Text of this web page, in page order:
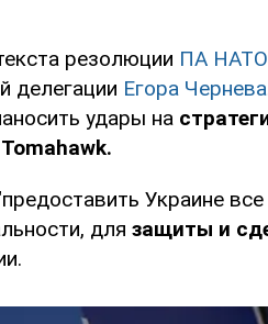
резолюции ПА НАТО
делегации Егора Чернева
удары на
Украине
для защиты и